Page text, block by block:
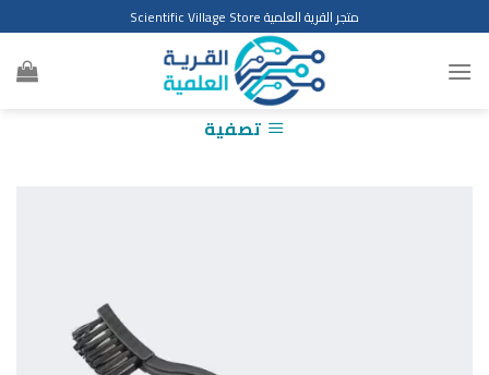
to
content
متجر القرية العلمية Scientific Village Store
تصفية